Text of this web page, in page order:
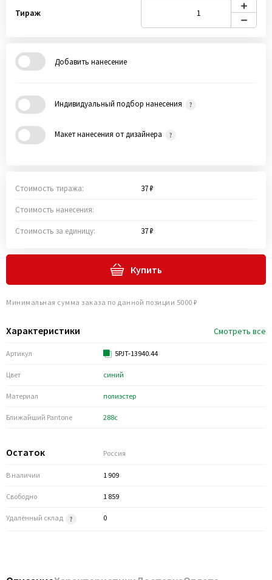
Характеристики Смотреть все
Артикул 5PJT-13940.44
Цвет синий
Материал полиэстер
Ближайший Pantone 288c
Остаток Россия
В наличии 1 909
Свободно 1 859
Удалённый склад 0
Тираж
Добавить нанесение
Индивидуальный подбор нанесения
Макет нанесения от дизайнера
Стоимость тиража: 37 ₽
Стоимость нанесения:
Стоимость за единицу: 37 ₽
Купить
Минимальная сумма заказа по данной позиции 5000 ₽